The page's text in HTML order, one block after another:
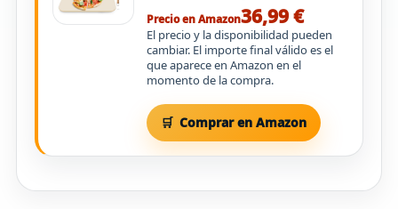
Precio en Amazon36,99 €
El precio y la disponibilidad pueden
cambiar. El importe final válido es el
que aparece en Amazon en el
momento de la compra.
Comprar en Amazon